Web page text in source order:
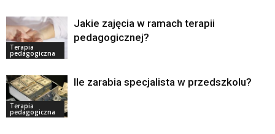
Terapia
pedagogiczna
Jakie zajęcia w ramach terapii
pedagogicznej?
Terapia
pedagogiczna
Ile zarabia specjalista w przedszkolu?